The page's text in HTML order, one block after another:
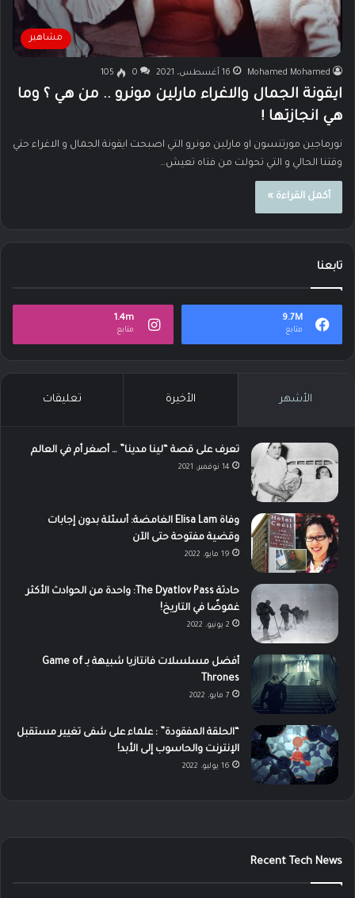
مشاهير
Mohamed Mohamed 16 أغسطس، 2021 0
105
ايقونة الجمال والاغراء مارلين مونرو .. من هي ؟ وما
هي انجازتها !
نورماجين مورتنسون او مارلين مونرو التي اصبحت ايقونة الجمال و الاغراء حتي
وقتنا الحالي و التي تحولت من فتاه تعيش…
أكمل القراءة »
تابعنا
9.7M
متابع
1.4m
متابع
الأشهر الأخيرة تعليقات
تعرف على قصة “لينا مدينا” … أصغر أم في العالم
14 نوفمبر، 2021
وفاة Elisa Lam الغامضة: أسئلة بدون إجابات
وقضية مفتوحة حتى الآن
19 مايو، 2022
حادثة The Dyatlov Pass: واحدة من الحوادث الأكثر
غموضًا في التاريخ!
2 يونيو، 2022
أفضل مسلسلات فانتازيا شبيهة بـ Game of
Thrones
7 مايو، 2022
“الحلقة المفقودة” : علماء على شفى تغيير مستقبل
الإنترنت والحاسوب إلى الأبد!
16 يوليو، 2022
Recent Tech News